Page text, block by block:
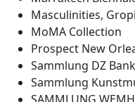
Masculinities,
MoMA Collection
Prospect New
Sammlung DZ
Sammlung